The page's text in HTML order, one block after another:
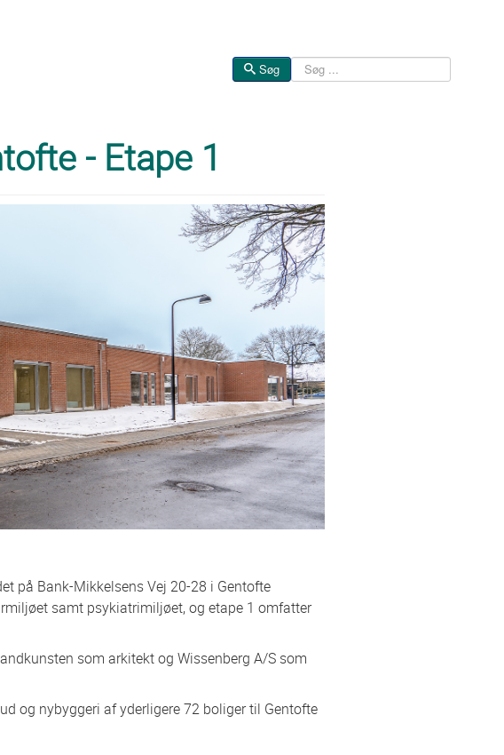
Søg Søg
- Etape 1
på Bank-Mikkelsens Vej 20-28 i Gentofte
samt psykiatrimiljøet, og etape 1 omfatter
som arkitekt og Wissenberg A/S som
og nybyggeri af yderligere 72 boliger til Gentofte